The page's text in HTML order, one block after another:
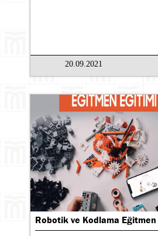
20.09.2021
Robotik ve Kodlama